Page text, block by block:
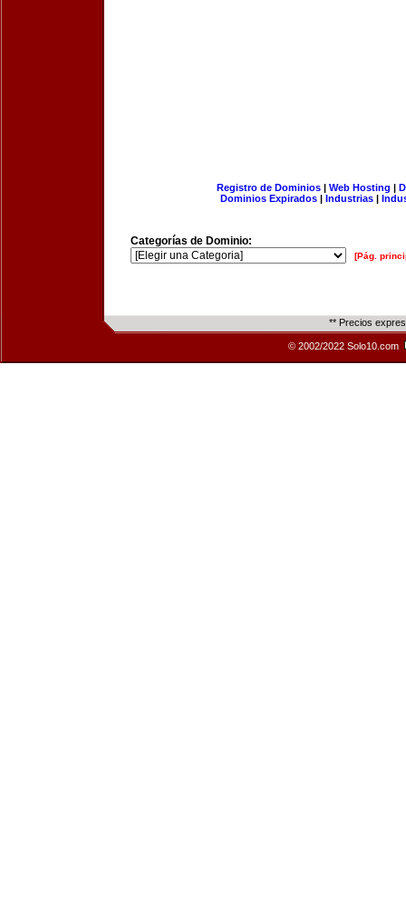
Registro de Dominios| Web Hosting |
Dominios Expirados | Industrias |
Categorías de Dominio:
[Pág.
** Precios
© 2002/2022 Solo10.com